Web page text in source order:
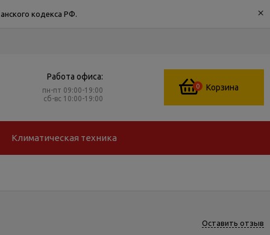
кодекса РФ. ×
Работа офиса:
пн-пт 09:00-19:00
сб-вс 10:00-19:00
0 Корзина
Климатическая техника
Оставить отзыв